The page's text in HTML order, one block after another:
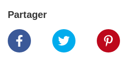
Partager